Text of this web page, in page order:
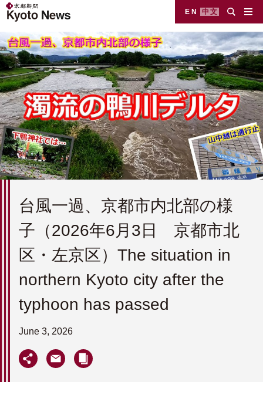
EN 中文
台風一過、京都市内北部の様
子（2026年6月3日 京都市北
区・左京区）The situation in
northern Kyoto city after the
typhoon has passed
June 3, 2026